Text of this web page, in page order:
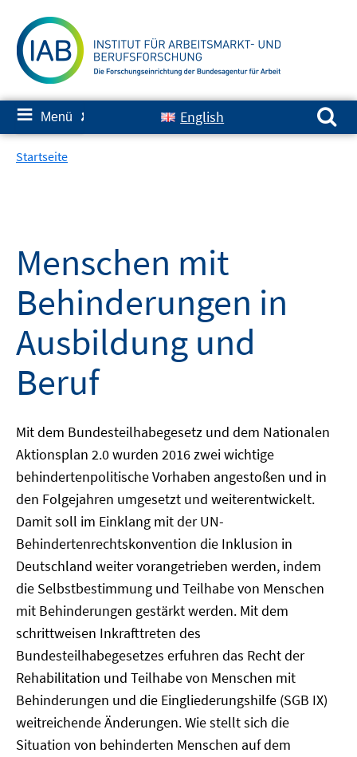
zum
Inhalt
≡ Menü ✘ English
Suchen nach:
Startseite
Menschen mit
Behinderungen in
Ausbildung und
Beruf
Mit dem Bundesteilhabegesetz und dem Nationalen
Aktionsplan 2.0 wurden 2016 zwei wichtige
behindertenpolitische Vorhaben angestoßen und in
den Folgejahren umgesetzt und weiterentwickelt.
Damit soll im Einklang mit der UN-
Behindertenrechtskonvention die Inklusion in
Deutschland weiter vorangetrieben werden, indem
die Selbstbestimmung und Teilhabe von Menschen
mit Behinderungen gestärkt werden. Mit dem
schrittweisen Inkrafttreten des
Bundesteilhabegesetzes erfuhren das Recht der
Rehabilitation und Teilhabe von Menschen mit
Behinderungen und die Eingliederungshilfe (SGB IX)
weitreichende Änderungen. Wie stellt sich die
Situation von behinderten Menschen auf dem